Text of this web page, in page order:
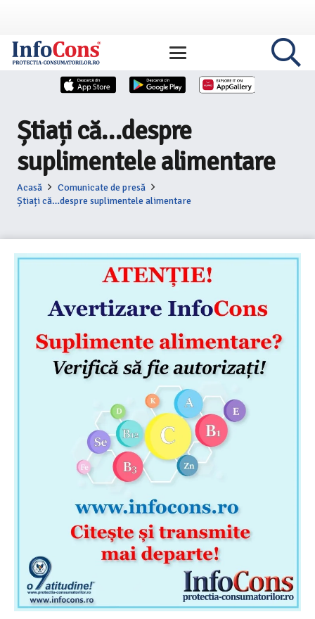
Știați că…despre
suplimentele alimentare
Acasă
Comunicate de presă
Știați că…despre suplimentele alimentare